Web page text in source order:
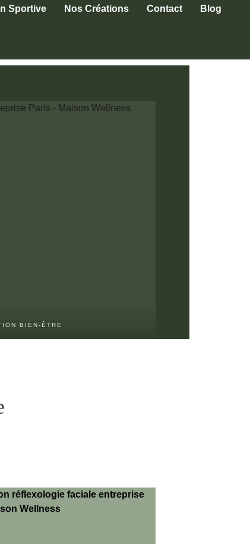
Sportive Nos Créations Contact Blog
BIEN-ÊTRE